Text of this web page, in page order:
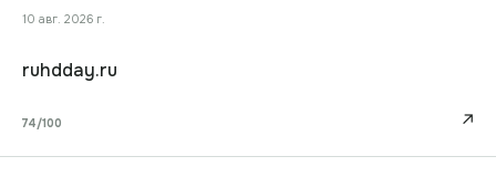
10 авг. 2026 г.
ruhdday.ru
74/100 ↗